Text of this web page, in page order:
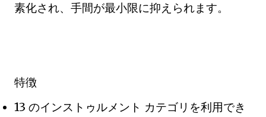
素化され、手間が最小限に抑えられます。
特徴
13 のインストゥルメント カテゴリを利用でき